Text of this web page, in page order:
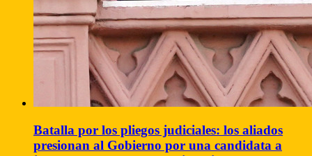
Batalla por los pliegos judiciales: los aliados
presionan al Gobierno por una candidata a